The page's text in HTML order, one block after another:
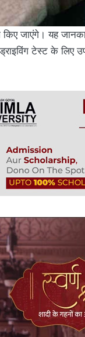
जाएंगे। यह
टेस्ट के लिए